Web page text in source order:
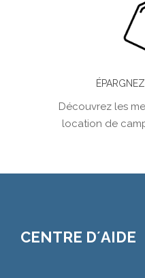
Découvrez les
location de
CENTRE D´AIDE